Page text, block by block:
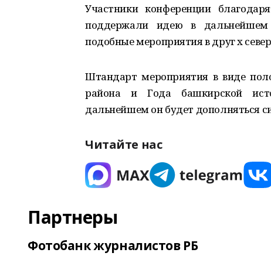
Участники конференции
поддержали идею в
подобные мероприятия в друг х
Штандарт мероприятия в виде
района и Года башкирской
дальнейшем он будет дополняться
Читайте нас
Партнеры
Фотобанк журналистов РБ